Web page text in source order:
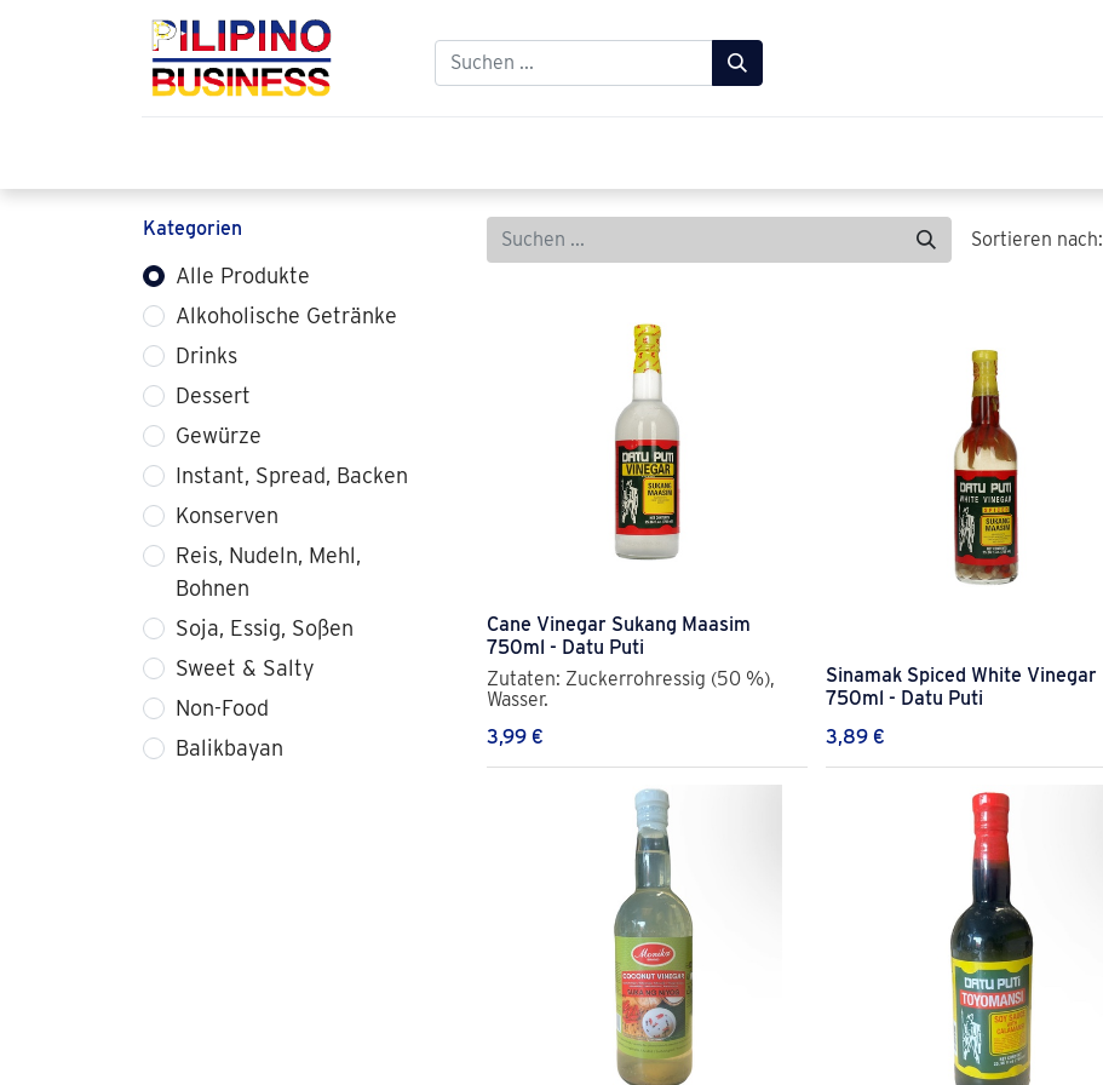
Kategorien
Alle Produkte
Alkoholische Getränke
Drinks
Dessert
Gewürze
Instant, Spread, Backen
Konserven
Reis, Nudeln, Mehl,
Bohnen
Soja, Essig, Soßen
Sweet & Salty
Non-Food
Balikbayan
Sortieren nach:
Cane Vinegar Sukang Maasim
750ml - Datu Puti
Zutaten: Zuckerrohressig (50 %),
Wasser.
3,99 €
Sinamak Spiced White Vinegar
750ml - Datu Puti
3,89 €